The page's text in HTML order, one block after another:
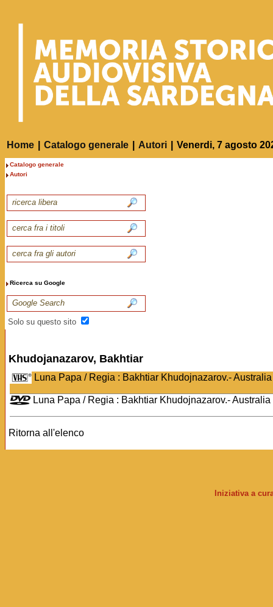
Home Catalogo generale Autori Venerdi, 7 agosto
Catalogo generale
Autori
Ricerca su Google
Solo su questo sito
Khudojanazarov, Bakhtiar
Luna Papa / Regia : Bakhtiar Khudojnazarov.-
Luna Papa / Regia : Bakhtiar Khudojnazarov.-
Ritorna all'elenco
Iniziativa a